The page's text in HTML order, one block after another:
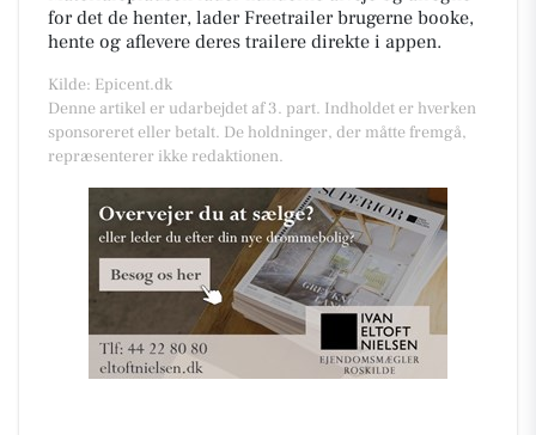
for det de henter, lader Freetrailer brugerne booke,
hente og aflevere deres trailere direkte i appen.
Kilde: Epicent.dk
Denne artikel er udarbejdet af 3. part. Indholdet er hverken
sponsoreret eller betalt. De holdninger, der måtte fremgå,
repræsenterer ikke redaktionen.